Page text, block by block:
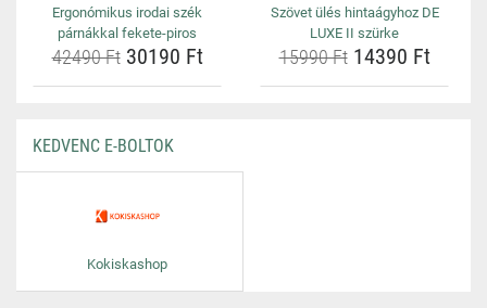
Ergonómikus irodai szék
párnákkal fekete-piros
42490 Ft30190 Ft
Szövet ülés hintaágyhoz DE
LUXE II szürke
15990 Ft14390 Ft
KEDVENC E-BOLTOK
Kokiskashop